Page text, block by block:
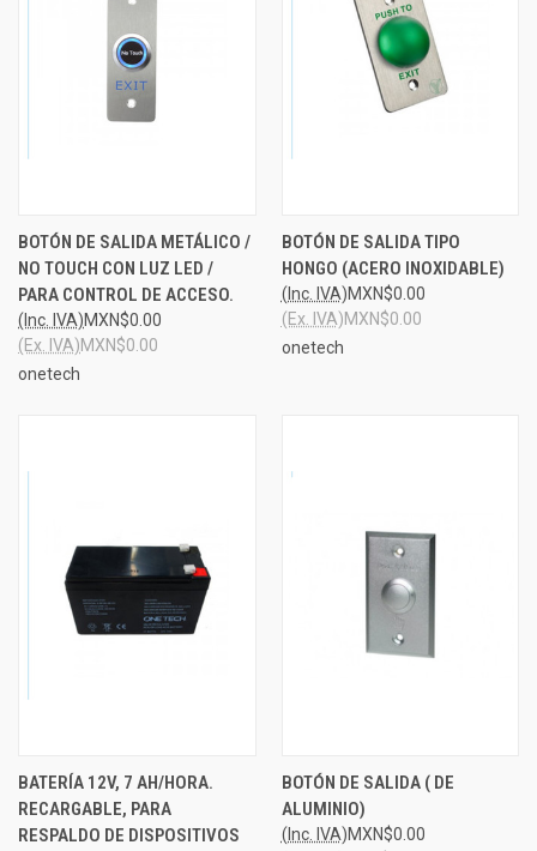
BOTÓN DE SALIDA METÁLICO /
NO TOUCH CON LUZ LED /
PARA CONTROL DE ACCESO.
MXN$0.00
(Inc. IVA)
MXN$0.00
(Ex. IVA)
onetech
BOTÓN DE SALIDA TIPO
HONGO (ACERO INOXIDABLE)
MXN$0.00
(Inc. IVA)
MXN$0.00
(Ex. IVA)
onetech
BATERÍA 12V, 7 AH/HORA.
RECARGABLE, PARA
RESPALDO DE DISPOSITIVOS
BOTÓN DE SALIDA ( DE
ALUMINIO)
MXN$0.00
(Inc. IVA)